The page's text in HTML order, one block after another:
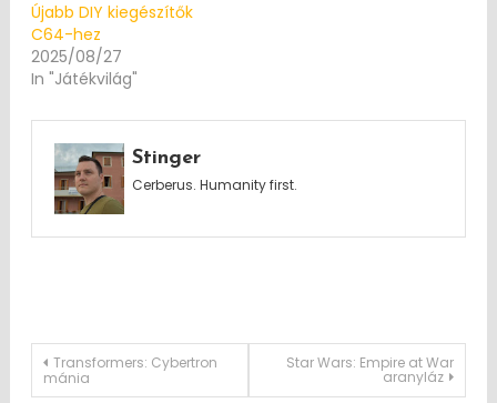
Újabb DIY kiegészítők
C64-hez
2025/08/27
In "Játékvilág"
Stinger
Cerberus. Humanity first.
Post
Transformers: Cybertron
mánia
Star Wars: Empire at War
aranyláz